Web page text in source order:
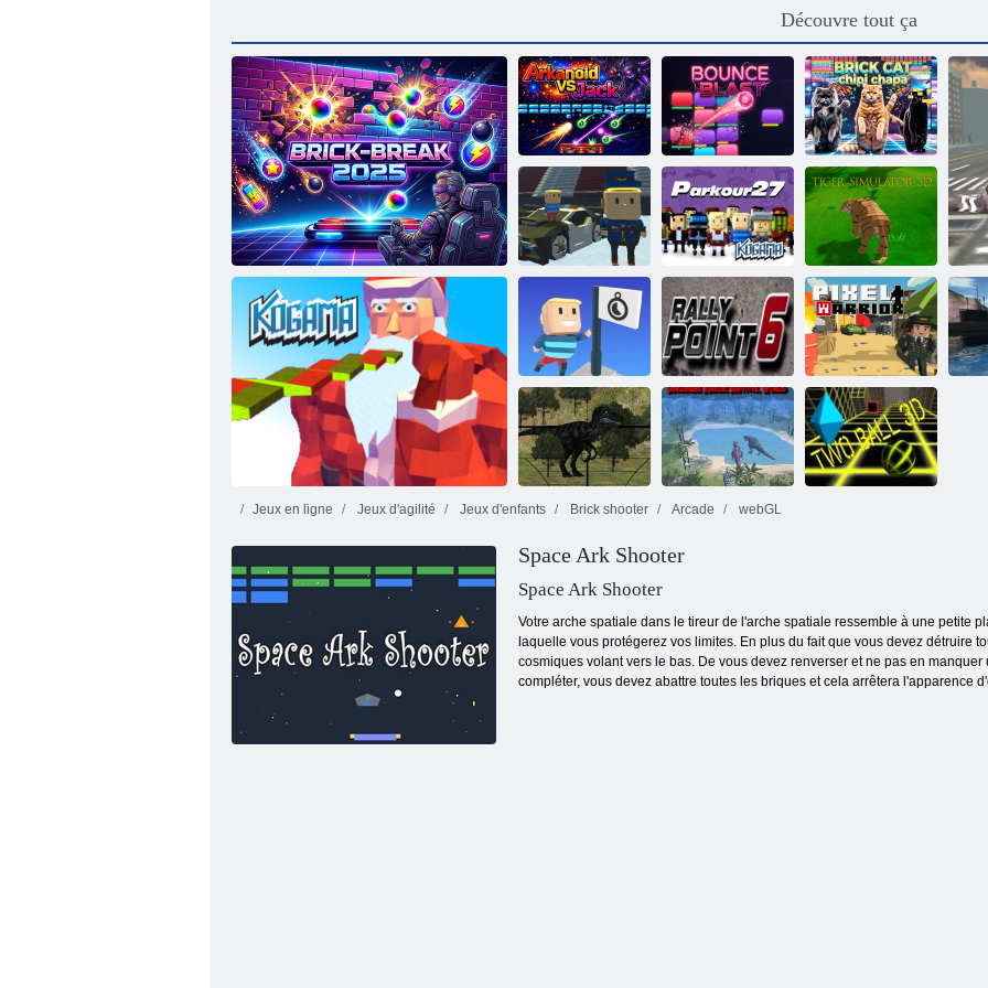
Découvre tout ça
Casse-briques 2025
Arkanoïde
contre Jack
Explosion de
rebond
Chapa chipi chat
en brique
Kogama ski
sauter !!
Kogama:
Parkour 27
Kogama: Noël Parkour
Tiger Simulator
3D
Kogama :
atteindre le
drapeau
Point de rallye 6 Guerrier Pixel
Chasse au Dino
Jurassique
Jeux en ligne Jeux d'agilité Jeux d'enfants Brick shooter Arcade webGL
Space Ark Shooter
Space Ark Shooter
Votre arche spatiale dans le tireur de l'arche spatiale ressemble à une petite
laquelle vous protégerez vos limites. En plus du fait que vous devez détruire
cosmiques volant vers le bas. De vous devez renverser et ne pas en
compléter, vous devez abattre toutes les briques et cela arrêtera l'apparence